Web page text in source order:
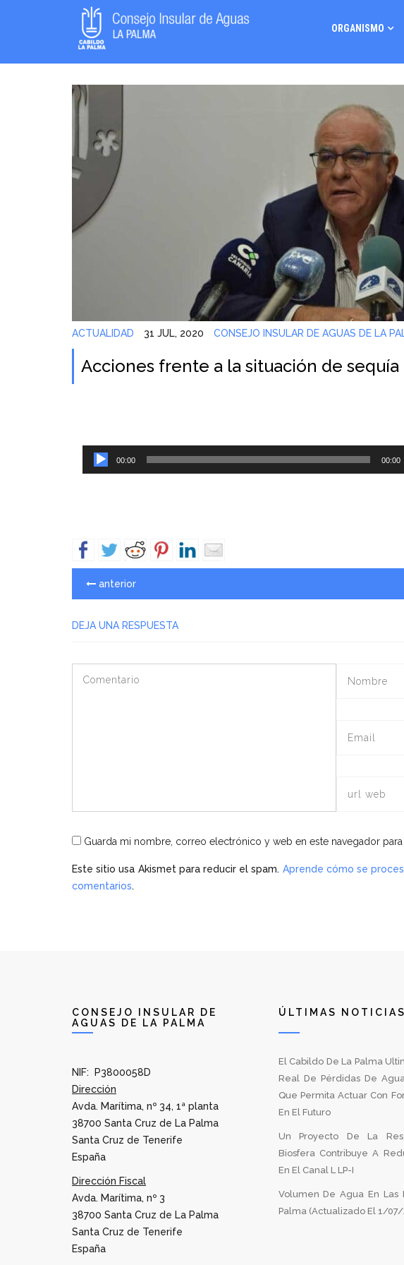
ORGANISMO
ACTUALIDAD 31 JUL, 2020 CONSEJO INSULAR DE AGUAS DE LA
Acciones frente a la situación de sequía
Reproductor
de
00:00 00:00
anterior
DEJA UNA RESPUESTA
Guarda mi nombre, correo electrónico y web en este navegador
Este sitio usa Akismet para reducir el spam. Aprende cómo se
comentarios.
CONSEJO INSULAR DE
AGUAS DE LA PALMA
NIF: P3800058D
Dirección
Avda. Marítima, nº 34, 1ª planta
38700 Santa Cruz de La Palma
Santa Cruz de Tenerife
España
Dirección Fiscal
Avda. Marítima, nº 3
38700 Santa Cruz de La Palma
Santa Cruz de Tenerife
España
ÚLTIMAS NOTICIAS
El Cabildo De La Palma
Real De Pérdidas De
Que Permita Actuar Con
En El Futuro
Un Proyecto De La
Biosfera Contribuye A
En El Canal L LP-I
Volumen De Agua En Las
Palma (Actualizado El 1/07/